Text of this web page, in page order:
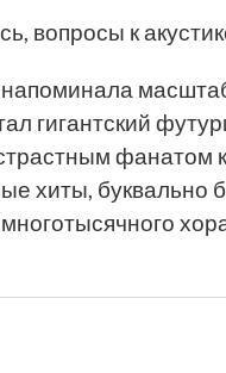
вопросы к
гигантский
фанатом
хиты,